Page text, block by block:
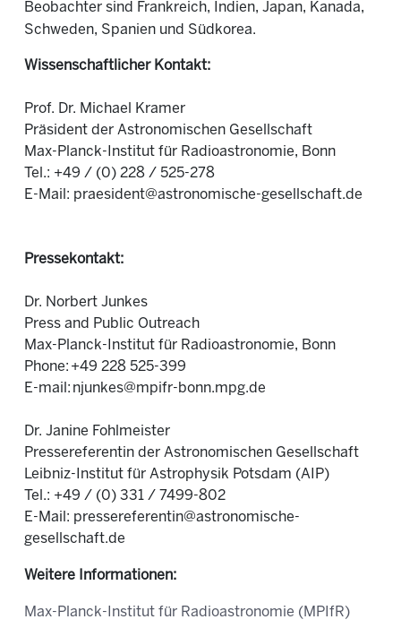
Beobachter sind Frankreich, Indien, Japan, Kanada,
Schweden, Spanien und Südkorea.
Wissenschaftlicher Kontakt:
Prof. Dr. Michael Kramer
Präsident der Astronomischen Gesellschaft
Max-Planck-Institut für Radioastronomie, Bonn
Tel.: +49 / (0) 228 / 525-278
E-Mail: praesident@astronomische-gesellschaft.de
Pressekontakt:
Dr. Norbert Junkes
Press and Public Outreach
Max-Planck-Institut für Radioastronomie, Bonn
Phone: +49 228 525-399
E-mail: njunkes@mpifr-bonn.mpg.de
Dr. Janine Fohlmeister
Pressereferentin der Astronomischen Gesellschaft
Leibniz-Institut für Astrophysik Potsdam (AIP)
Tel.: +49 / (0) 331 / 7499-802
E-Mail: pressereferentin@astronomische-
gesellschaft.de
Weitere Informationen:
Max-Planck-Institut für Radioastronomie (MPIfR)